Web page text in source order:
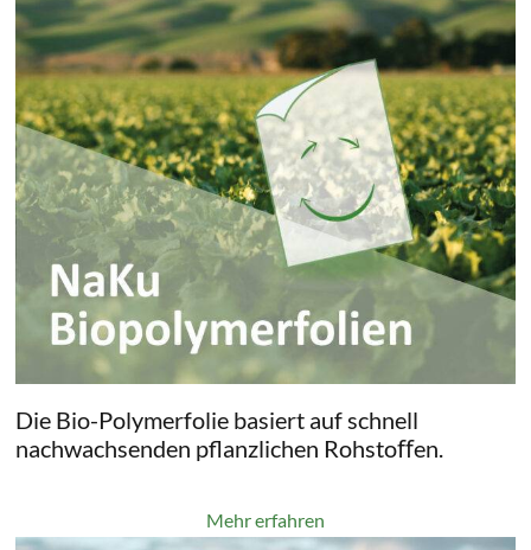
Die Bio-Polymerfolie basiert auf schnell
nachwachsenden pflanzlichen Rohstoﬀen.
Mehr erfahren